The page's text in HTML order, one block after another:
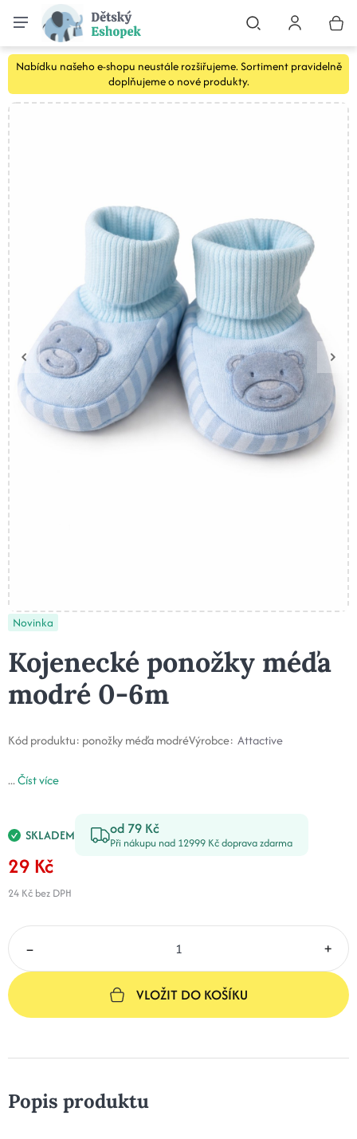
Nabídku našeho e-shopu neustále rozšiřujeme. Sortiment pravidelně
doplňujeme o nové produkty.
Novinka
Kojenecké ponožky méďa
modré 0-6m
Kód produktu: ponožky méďa modréVýrobce: Attactive
...Číst více
SKLADEM od 79 Kč
Při nákupu nad 12999 Kč doprava zdarma
29 Kč
24 Kč bez DPH
– +
VLOŽIT DO KOŠÍKU
Popis produktu